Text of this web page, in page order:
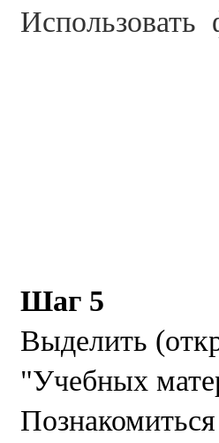
Использовать
Шаг 5
Выделить
"Учебных